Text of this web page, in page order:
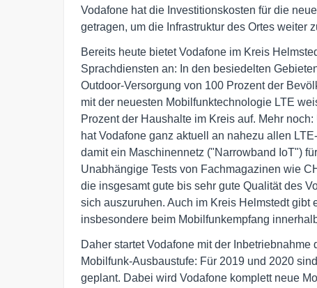
Vodafone hat die Investitionskosten für die
getragen, um die Infrastruktur des Ortes weiter
Bereits heute bietet Vodafone im Kreis
Sprachdiensten an: In den besiedelten
Outdoor-Versorgung von 100 Prozent der
mit der neuesten Mobilfunktechnologie LTE
Prozent der Haushalte im Kreis auf. Mehr
hat Vodafone ganz aktuell an nahezu allen
damit ein Maschinennetz ("Narrowband IoT")
Unabhängige Tests von Fachmagazinen wie
die insgesamt gute bis sehr gute Qualität des
sich auszuruhen. Auch im Kreis Helmstedt
insbesondere beim Mobilfunkempfang
Daher startet Vodafone mit der
Mobilfunk-Ausbaustufe: Für 2019 und 2020
geplant. Dabei wird Vodafone komplett neue